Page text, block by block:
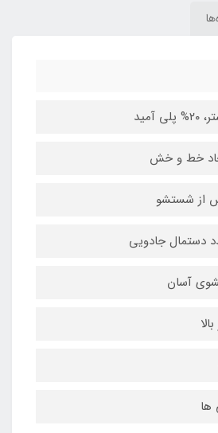
خط و خش
از شستشو
دستمال جادویی
آسان
ها